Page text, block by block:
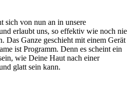
sich von nun an in unsere
erlaubt uns, so effektiv wie noch nie
Das Ganze geschieht mit einem Gerät
ist Programm. Denn es scheint ein
wie Deine Haut nach einer
glatt sein kann.